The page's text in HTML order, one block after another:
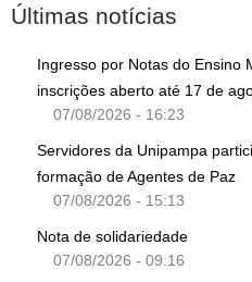
Últimas notícias
Ingresso por Notas do Ensino
inscrições aberto até 17 de
07/08/2026 - 16:23
Servidores da Unipampa
formação de Agentes de Paz
07/08/2026 - 15:13
Nota de solidariedade
07/08/2026 - 09:16